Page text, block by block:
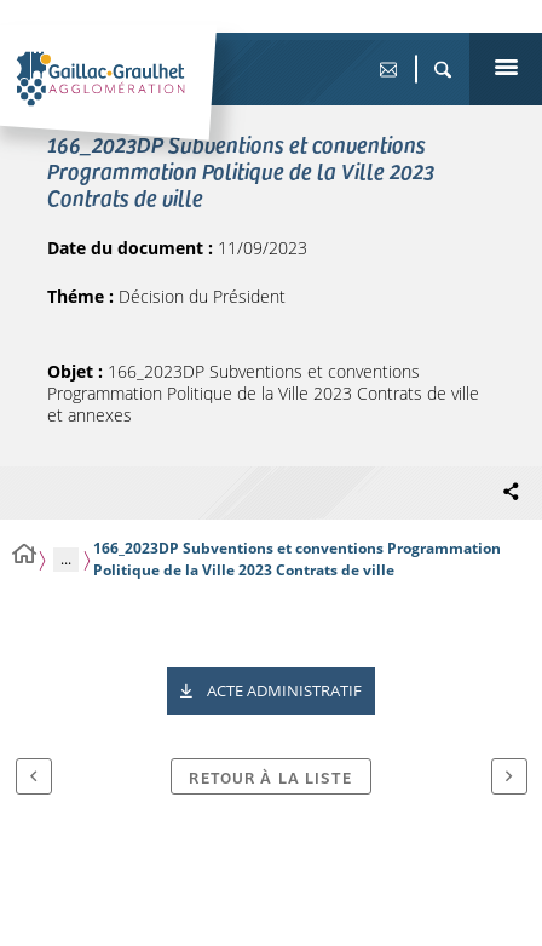
166_2023DP Subventions et conventions
Programmation Politique de la Ville 2023
Contrats de ville
Date du document : 11/09/2023
Théme : Décision du Président
Objet : 166_2023DP Subventions et conventions
Programmation Politique de la Ville 2023 Contrats de ville
et annexes
...
166_2023DP Subventions et conventions Programmation
Politique de la Ville 2023 Contrats de ville
ACTE ADMINISTRATIF
RETOUR À LA LISTE